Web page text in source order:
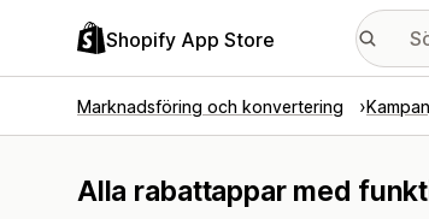
Shopify App Store
Marknadsföring och konvertering
Alla rabattappar med